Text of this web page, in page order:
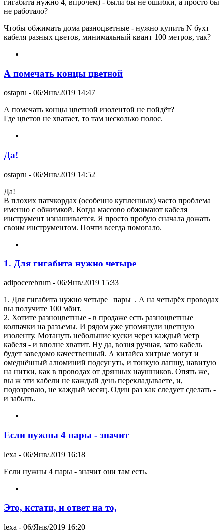
гигабита нужно 4, впрочем) - были бы не ошибки, а просто бы
не работало?
Чтобы обжимать дома разноцветные - нужно купить N бухт
кабеля разных цветов, минимальный квант 100 метров, так?
А помечать концы цветной
ostapru - 06/Янв/2019 14:47
А помечать концы цветной изолентой не пойдёт?
Где цветов не хватает, то там несколько полос.
Да!
ostapru - 06/Янв/2019 14:52
Да!
В плохих патчкордах (особенно купленных) часто проблема
именно с обжимкой. Когда массово обжимают кабеля
инструмент изнашивается. Я просто пробую сначала дожать
своим инструментом. Почти всегда помогало.
1. Для гигабита нужно четыре
adipocerebrum - 06/Янв/2019 15:33
1. Для гигабита нужно четыре _пары_. А на четырёх проводах
вы получите 100 мбит.
2. Хотите разноцветные - в продаже есть разноцветные
колпачки на разъемы. И рядом уже упомянули цветную
изоленту. Мотануть небольшие куски через каждый метр
кабеля - и вполне хватит. Ну да, возня ручная, зато кабель
будет заведомо качественный. А китайса хитрые могут и
омеднённый алюминий подсунуть, и тонкую лапшу, навитую
на нитки, как в проводах от дрянных наушников. Опять же,
вы ж эти кабели не каждый день перекладываете, и,
подозреваю, не каждый месяц. Один раз как следует сделать -
и забыть.
Если нужны 4 пары - значит
lexa - 06/Янв/2019 16:18
Если нужны 4 пары - значит они там есть.
Это, кстати, и ответ на то,
lexa - 06/Янв/2019 16:20